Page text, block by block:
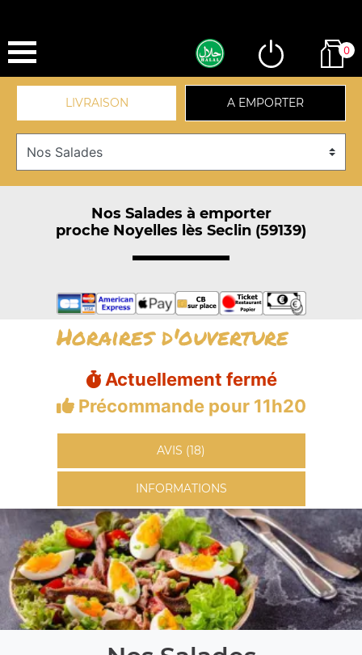
0
LIVRAISON A EMPORTER
Nos Salades à emporter
proche Noyelles lès Seclin (59139)
Horaires d'ouverture
Actuellement fermé
Précommande pour 11h20
AVIS (18)
INFORMATIONS